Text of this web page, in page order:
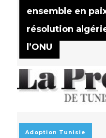
Read more
ensemble en
résolution
l’ONU
Adoption Tunisie